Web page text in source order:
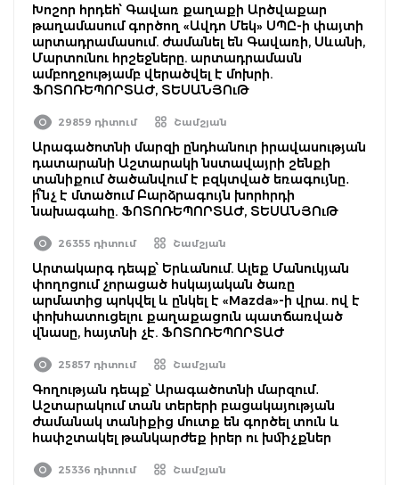
Խոշոր հրդեհ՝ Գավառ քաղաքի Արծվաքար
թաղամասում գործող «Ավդո Մեկ» ՍՊԸ-ի փայտի
արտադրամասում. ժամանել են Գավառի, Սևանի,
Մարտունու հրշեջները. արտադրամասն
ամբողջությամբ վերածվել է մոխրի.
ՖՈՏՈՌԵՊՈՐՏԱԺ, ՏԵՍԱՆՅՈւԹ
29859 դիտում Շամշյան
Արագածոտնի մարզի ընդհանուր իրավասության
դատարանի Աշտարակի նստավայրի շենքի
տանիքում ծածանվում է բզկտված եռագույնը․
ի՞նչ է մտածում Բարձրագույն խորհրդի
նախագահը. ՖՈՏՈՌԵՊՈՐՏԱԺ, ՏԵՍԱՆՅՈւԹ
26355 դիտում Շամշյան
Արտակարգ դեպք՝ Երևանում. Ալեք Մանուկյան
փողոցում չորացած հսկայական ծառը
արմատից պոկվել և ընկել է «Mazda»-ի վրա. ով է
փոխհատուցելու քաղաքացուն պատճառված
վնասը, հայտնի չէ. ՖՈՏՈՌԵՊՈՐՏԱԺ
25857 դիտում Շամշյան
Գողության դեպք՝ Արագածոտնի մարզում․
Աշտարակում տան տերերի բացակայության
ժամանակ տանիքից մուտք են գործել տուն և
հափշտակել թանկարժեք իրեր ու խմիչքներ
25336 դիտում Շամշյան